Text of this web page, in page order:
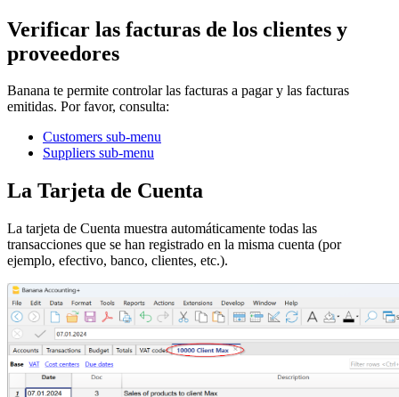
Verificar las facturas de los clientes y
proveedores
Banana te permite controlar las facturas a pagar y las facturas
emitidas. Por favor, consulta:
Customers sub-menu
Suppliers sub-menu
La Tarjeta de Cuenta
La tarjeta de Cuenta muestra automáticamente todas las
transacciones que se han registrado en la misma cuenta (por
ejemplo, efectivo, banco, clientes, etc.).